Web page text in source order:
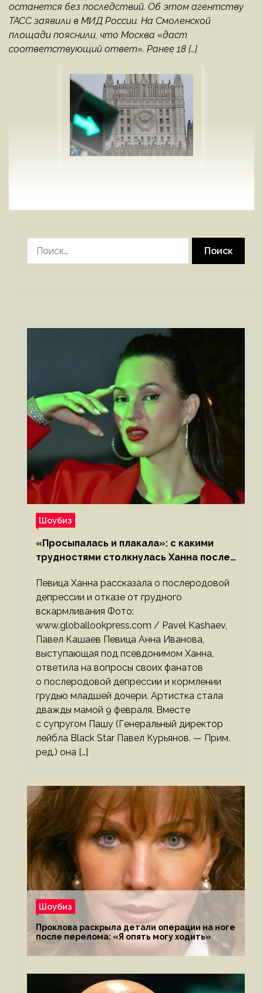
останется без последствий. Об этом агентству
ТАСС заявили в МИД России. На Смоленской
площади пояснили, что Москва «даст
соответствующий ответ». Ранее 18 […]
Шоубиз
«Просыпалась и плакала»: с какими
трудностями столкнулась Ханна после
Певица Ханна рассказала о послеродовой
депрессии и отказе от грудного
вскармливания Фото:
www.globallookpress.com / Pavel Kashaev,
Павел Кашаев Певица Анна Иванова,
выступающая под псевдонимом Ханна,
ответила на вопросы своих фанатов
о послеродовой депрессии и кормлении
грудью младшей дочери. Артистка стала
дважды мамой 9 февраля. Вместе
с супругом Пашу (Генеральный директор
лейбла Black Star Павел Курьянов. — Прим.
ред.) она […]
Шоубиз
Проклова раскрыла детали операции на ноге
после перелома: «Я опять могу ходить»